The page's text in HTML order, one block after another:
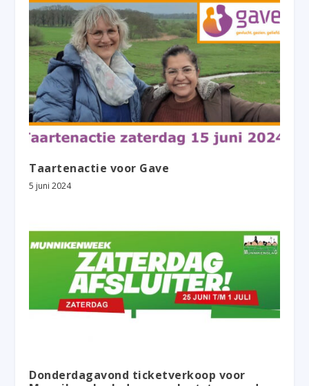
Taartenactie voor Gave
5 juni 2024
Donderdagavond ticketverkoop voor